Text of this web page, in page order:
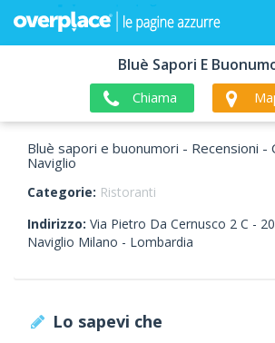
Bluè Sapori E
Chiama
Bluè sapori e buonumori - Recensioni -
Naviglio
Categorie: Ristoranti
Indirizzo: Via Pietro Da Cernusco 2 C -
Naviglio Milano - Lombardia
Lo sapevi che